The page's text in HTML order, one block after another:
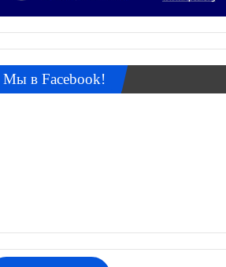
Мы в Facebook!